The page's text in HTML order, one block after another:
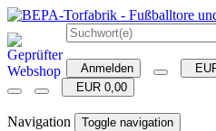
Anmelden
EUR 0,00
Navigation Toggle navigation